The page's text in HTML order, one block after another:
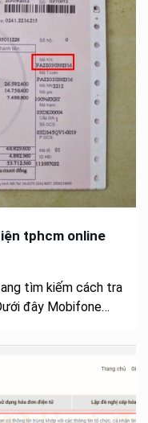
tphcm online
tìm kiếm cách tra
đây Mobifone…